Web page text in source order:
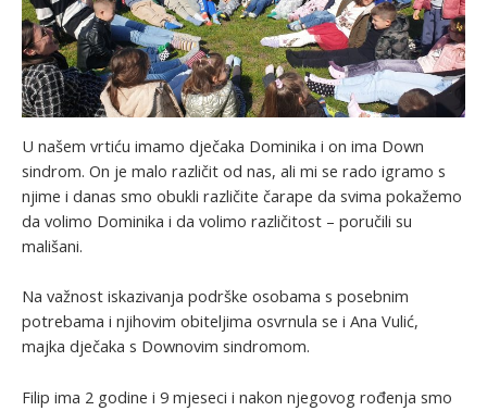
U našem vrtiću imamo dječaka Dominika i on ima Down
sindrom. On je malo različit od nas, ali mi se rado igramo s
njime i danas smo obukli različite čarape da svima pokažemo
da volimo Dominika i da volimo različitost – poručili su
mališani.
Na važnost iskazivanja podrške osobama s posebnim
potrebama i njihovim obiteljima osvrnula se i Ana Vulić,
majka dječaka s Downovim sindromom.
Filip ima 2 godine i 9 mjeseci i nakon njegovog rođenja smo